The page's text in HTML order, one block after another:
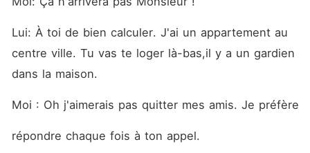
Lui: À toi de bien calculer. J'ai un appartement au
centre ville. Tu vas te loger là-bas,il y a un gardien
dans la maison.
Moi : Oh j'aimerais pas quitter mes amis. Je préfère
répondre chaque fois à ton appel.